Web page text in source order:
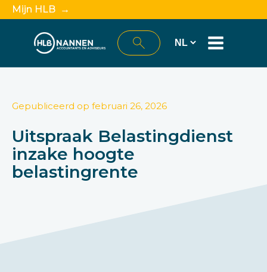
Mijn HLB →
Gepubliceerd op februari 26, 2026
Uitspraak Belastingdienst
inzake hoogte
belastingrente